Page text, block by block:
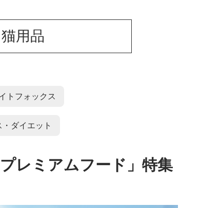
用品
トフォックス
ダイエット
レミアムフード」特集